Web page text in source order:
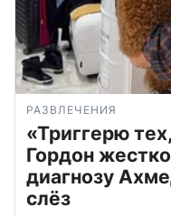
РАЗВЛЕЧЕНИЯ
«Триггерю
Гордон
диагнозу
слёз